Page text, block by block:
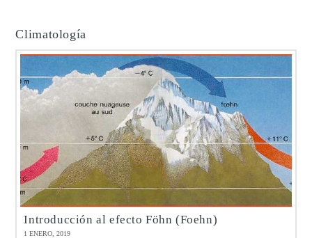
Climatología
Introducción al efecto Föhn (Foehn)
1 ENERO, 2019